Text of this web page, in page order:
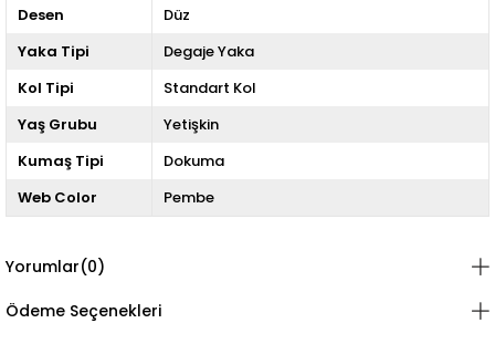
Desen
Düz
Yaka Tipi
Degaje Yaka
Kol Tipi
Standart Kol
Yaş Grubu
Yetişkin
Kumaş Tipi
Dokuma
Web Color
Pembe
Yorumlar(0)
Ödeme Seçenekleri